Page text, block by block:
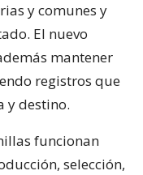
y comunes y
El nuevo
mantener
registros que
y destino.
funcionan
selección,